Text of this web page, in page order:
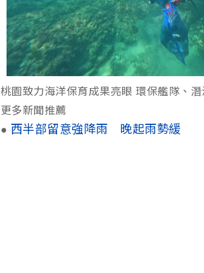
桃園致力海洋保育成果亮眼 環保艦隊、
更多新聞推薦
● 西半部留意強降雨 晚起雨勢緩